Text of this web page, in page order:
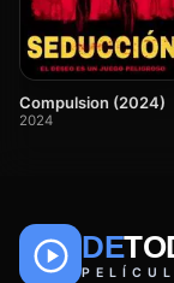
Compulsion (2024)
2024
DE